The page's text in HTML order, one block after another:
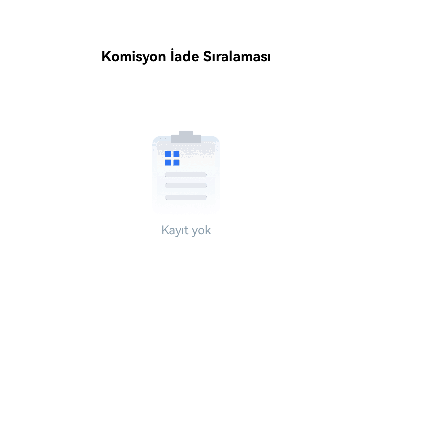
Komisyon İade Sıralaması
Kayıt yok